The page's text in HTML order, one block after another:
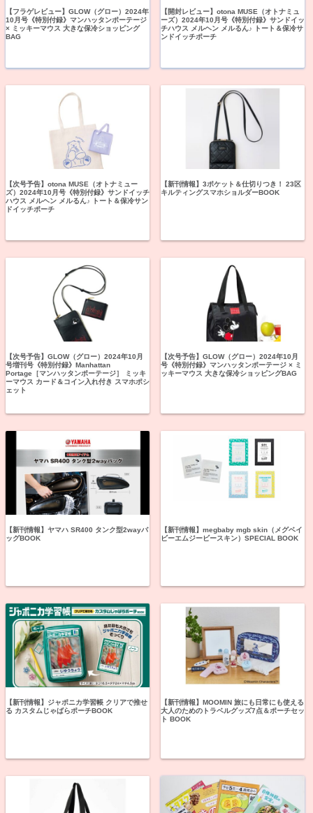
【フラゲレビュー】GLOW（グロー）2024年
10月号《特別付録》マンハッタンポーテージ
× ミッキーマウス 大きな保冷ショッピング
BAG
【開封レビュー】otona MUSE（オトナミュ
ーズ）2024年10月号《特別付録》サンドイッ
チハウス メルヘン メルるん♪ トート＆保冷サ
ンドイッチポーチ
【次号予告】otona MUSE（オトナミュー
ズ）2024年10月号《特別付録》サンドイッチ
ハウス メルヘン メルるん♪ トート＆保冷サン
ドイッチポーチ
【新刊情報】3ポケット＆仕切りつき！ 23区
キルティングスマホショルダーBOOK
【次号予告】GLOW（グロー）2024年10月
号増刊号《特別付録》Manhattan
Portage［マンハッタンポーテージ］ ミッキ
ーマウス カード＆コイン入れ付き スマホポシ
ェット
【次号予告】GLOW（グロー）2024年10月
号《特別付録》マンハッタンポーテージ × ミ
ッキーマウス 大きな保冷ショッピングBAG
【新刊情報】ヤマハ SR400 タンク型2wayバ
ッグBOOK
【新刊情報】megbaby mgb skin（メグベイ
ビーエムジービースキン）SPECIAL BOOK
【新刊情報】ジャポニカ学習帳 クリアで推せ
る カスタムじゃばらポーチBOOK
【新刊情報】MOOMIN 旅にも日常にも使える
大人のためのトラベルグッズ7点＆ポーチセッ
ト BOOK